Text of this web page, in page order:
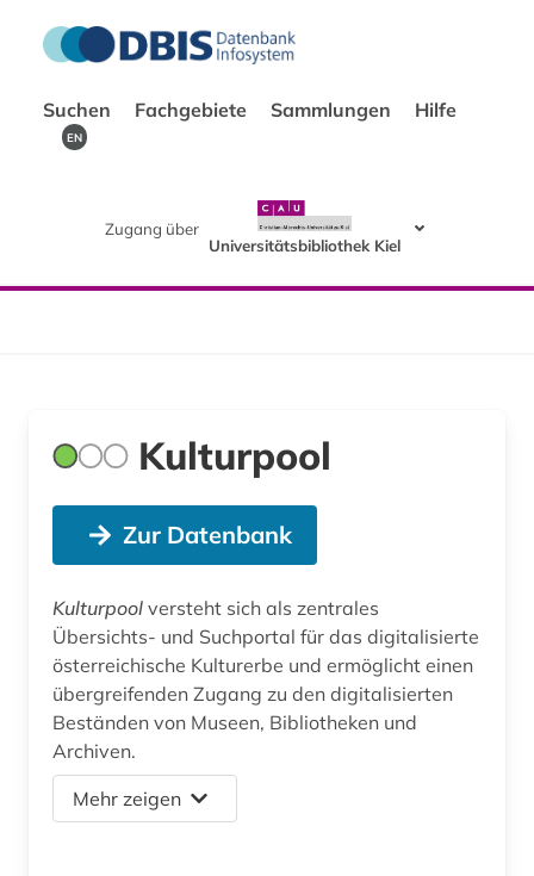
Suchen Fachgebiete Sammlungen Hilfe
EN
Zugang über
Universitätsbibliothek Kiel
Kulturpool
Zur Datenbank
Kulturpool versteht sich als zentrales
Übersichts- und Suchportal für das digitalisierte
österreichische Kulturerbe und ermöglicht einen
übergreifenden Zugang zu den digitalisierten
Beständen von Museen, Bibliotheken und
Archiven.
Mehr zeigen